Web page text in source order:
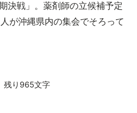
決戦」。薬剤師の立候補予定
が沖縄県内の集会でそろって
残り965文字